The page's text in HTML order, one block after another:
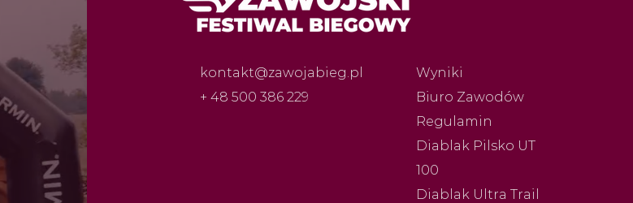
kontakt@zawojabieg.pl
+ 48 500 386 229
Wyniki
Biuro Zawodów
Regulamin
Diablak Pilsko UT
100
Diablak Ultra Trail